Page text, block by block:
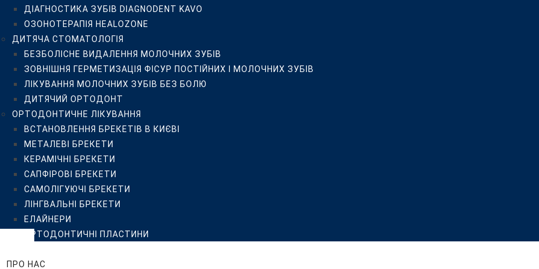
САПФІРОВІ БРЕКЕТИ
САМОЛІГУЮЧІ БРЕКЕТИ
ЛІНГВАЛЬНІ БРЕКЕТИ
ЕЛАЙНЕРИ
ОРТОДОНТИЧНІ ПЛАСТИНИ
ЦІНИ
ПРО НАС
КЛІНІКА ISTOMATOLOG
КОМАНДА
ВІДГУКИ
ПРИКЛАДИ РОБІТ
БЛОГ
FAQ
ПАЦІЄНТУ
РЕКОМЕНДАЦІЇ
РЕКОМЕНДАЦІЇ ПІСЛЯ ПРОФЕСІЙНОЇ ГІГІЄНИ, ВІДБІЛЮВАННЯ, ВСТАНОВЛЕННЯ КЕРАМІЧНИХ ВІНІРІВ ТА
ДІАГНОСТИКА ЗУБІВ DIAGNODENT KAVO
ОЗОНОТЕРАПІЯ HEALOZONE
ДИТЯЧА СТОМАТОЛОГІЯ
БЕЗБОЛІСНЕ ВИДАЛЕННЯ МОЛОЧНИХ ЗУБІВ
ЗОВНІШНЯ ГЕРМЕТИЗАЦІЯ ФІСУР ПОСТІЙНИХ І МОЛОЧНИХ ЗУБІВ
ЛІКУВАННЯ МОЛОЧНИХ ЗУБІВ БЕЗ БОЛЮ
ДИТЯЧИЙ ОРТОДОНТ
ОРТОДОНТИЧНЕ ЛІКУВАННЯ
ВСТАНОВЛЕННЯ БРЕКЕТІВ В КИЄВІ
МЕТАЛЕВІ БРЕКЕТИ
КЕРАМІЧНІ БРЕКЕТИ
САПФІРОВІ БРЕКЕТИ
САМОЛІГУЮЧІ БРЕКЕТИ
ЛІНГВАЛЬНІ БРЕКЕТИ
ЕЛАЙНЕРИ
ОРТОДОНТИЧНІ ПЛАСТИНИ
ПРО НАС